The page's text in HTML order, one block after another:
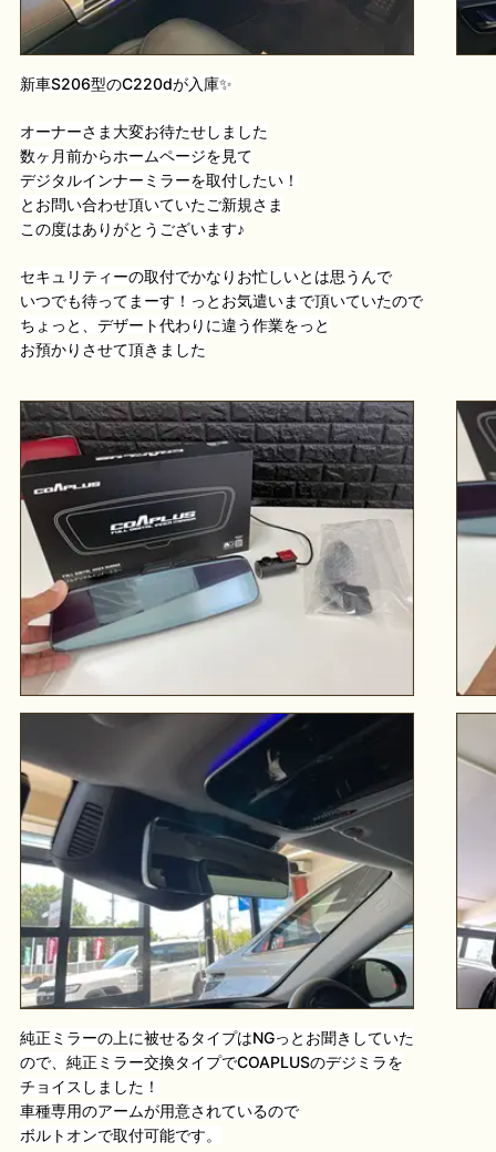
新車S206型のC220dが入庫✨
オーナーさま大変お待たせしました
数ヶ月前からホームページを見て
デジタルインナーミラーを取付したい！
とお問い合わせ頂いていたご新規さま
この度はありがとうございます♪
セキュリティーの取付でかなりお忙しいとは思うんで
いつでも待ってまーす！っとお気遣いまで頂いていたので
ちょっと、デザート代わりに違う作業をっと
お預かりさせて頂きました
純正ミラーの上に被せるタイプはNGっとお聞きしていた
ので、 純正ミラー交換タイプでCOAPLUSのデジミラを
チョイスしました！
車種専用のアームが用意されているので
ボルトオンで取付可能です。